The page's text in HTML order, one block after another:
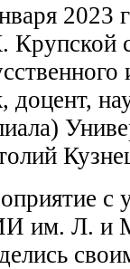
2023
доцент,
им. Л. и